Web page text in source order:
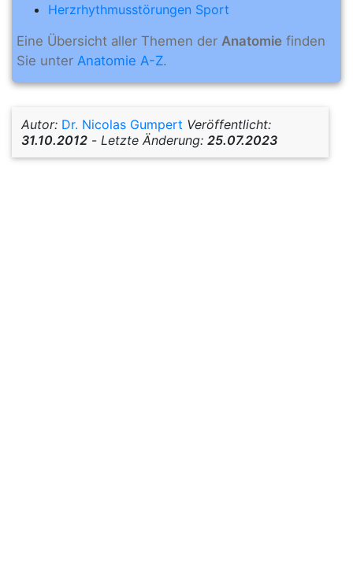
Herzrhythmusstörungen Sport
Eine Übersicht aller Themen der Anatomie finden
Sie unter Anatomie A-Z.
Autor: Dr. Nicolas Gumpert Veröffentlicht:
31.10.2012 - Letzte Änderung: 25.07.2023